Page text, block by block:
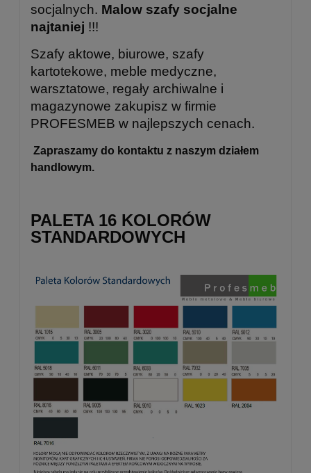
socjalnych. Malow szafy socjalne
najtaniej !!!
Szafy aktowe, biurowe, szafy
kartotekowe, meble medyczne,
warsztatowe, regały archiwalne i
magazynowe zakupisz w firmie
PROFESMEB w najlepszych cenach.
Zapraszamy do kontaktu z naszym działem
handlowym.
PALETA 16 KOLORÓW
STANDARDOWYCH